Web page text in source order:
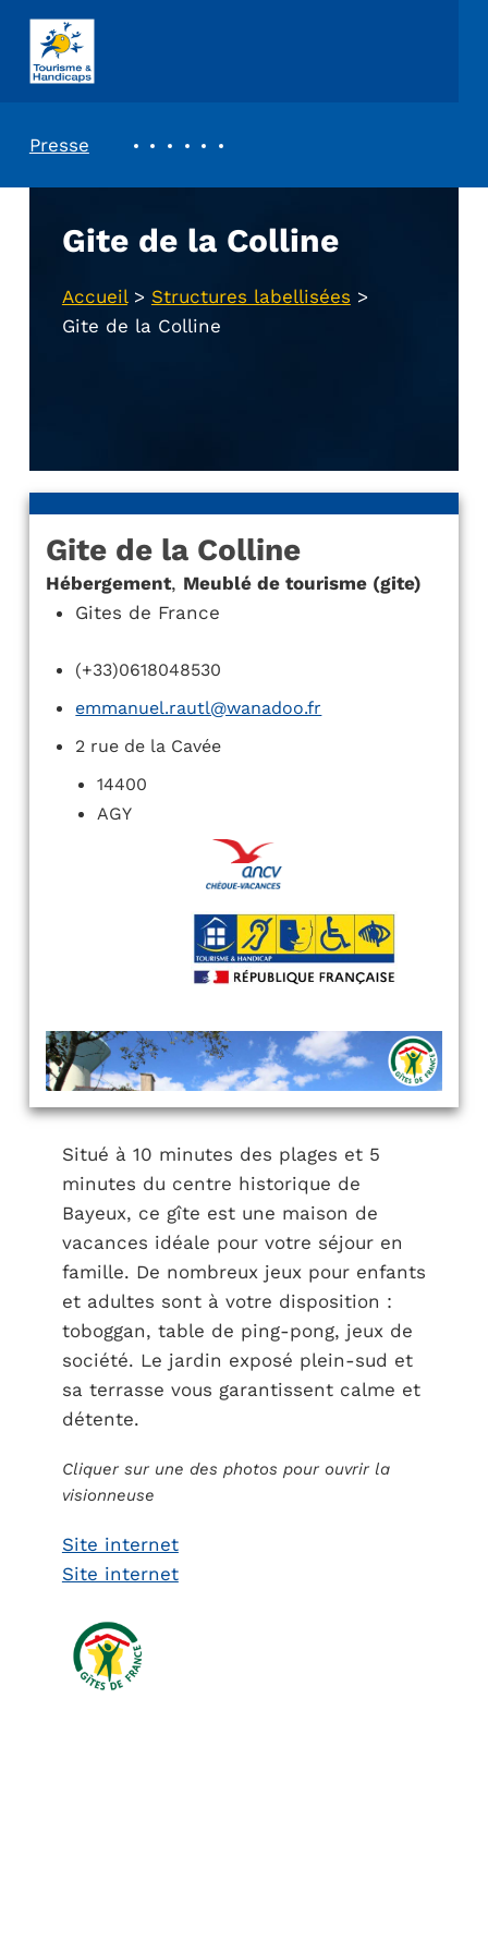
ASSOCIATION TOURISME ET HANDICAPS
Presse
Gite de la Colline
Accueil> Structures labellisées >
Gite de la Colline
Gite de la Colline
Hébergement, Meublé de tourisme (gite)
Gites de France
(+33)0618048530
emmanuel.rautl@wanadoo.fr
2 rue de la Cavée
14400
AGY
Situé à 10 minutes des plages et 5
minutes du centre historique de
Bayeux, ce gîte est une maison de
vacances idéale pour votre séjour en
famille. De nombreux jeux pour enfants
et adultes sont à votre disposition :
toboggan, table de ping-pong, jeux de
société. Le jardin exposé plein-sud et
sa terrasse vous garantissent calme et
détente.
Cliquer sur une des photos pour ouvrir la
visionneuse
Site internet
Site internet